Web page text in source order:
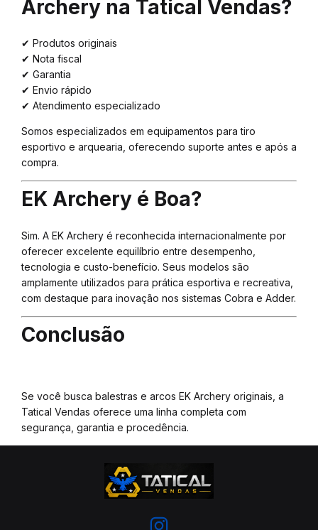
Archery na Tatical Vendas?
✔ Produtos originais
✔ Nota fiscal
✔ Garantia
✔ Envio rápido
✔ Atendimento especializado
Somos especializados em equipamentos para tiro
esportivo e arquearia, oferecendo suporte antes e após a
compra.
EK Archery é Boa?
Sim. A EK Archery é reconhecida internacionalmente por
oferecer excelente equilíbrio entre desempenho,
tecnologia e custo-benefício. Seus modelos são
amplamente utilizados para prática esportiva e recreativa,
com destaque para inovação nos sistemas Cobra e Adder.
Conclusão
Se você busca balestras e arcos EK Archery originais, a
Tatical Vendas oferece uma linha completa com
segurança, garantia e procedência.